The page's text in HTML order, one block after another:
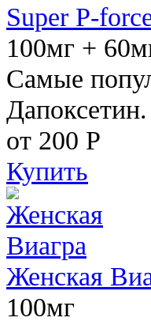
Super P-
100мг +
Самые
Дапоксетин.
от 200 Р
Купить
Женская
100мг